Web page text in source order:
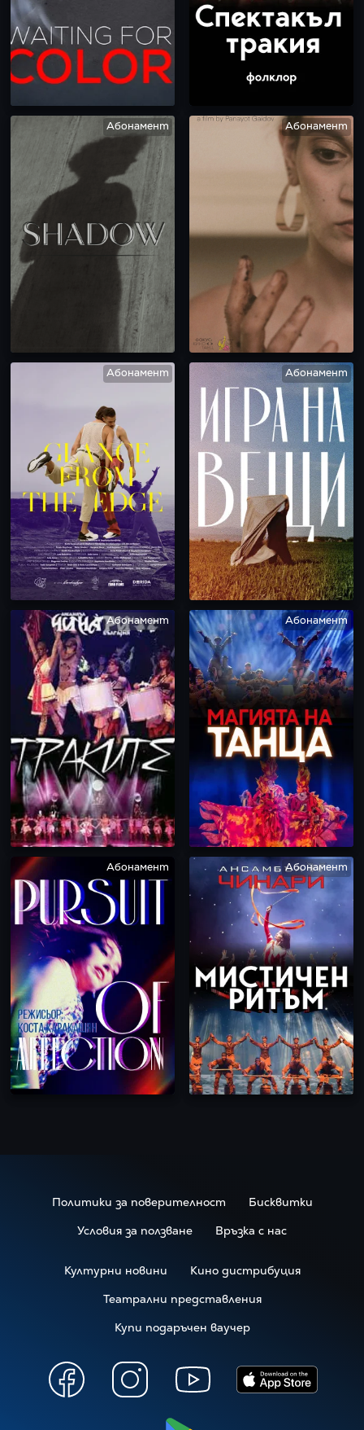
Абонамент Абонамент
Абонамент Абонамент
Абонамент Абонамент
Абонамент Абонамент
Политики за поверителност
Бисквитки
Условия за ползване
Връзка с нас
Културни новини
Кино дистрибуция
Театрални представления
Купи подаръчен ваучер